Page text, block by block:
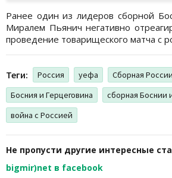
Ранее один из лидеров сборной
Миралем Пьянич негативно
проведение товарищеского матча с
Теги: Россия уефа
Сборная России
Босния и Герцеговина
сборная Боснии
война с Россией
Не пропусти другие интересные
bigmir)net в facebook